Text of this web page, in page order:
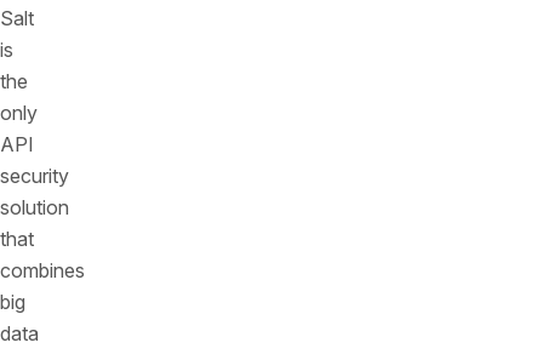
Salt
is
the
only
API
security
solution
that
combines
big
data